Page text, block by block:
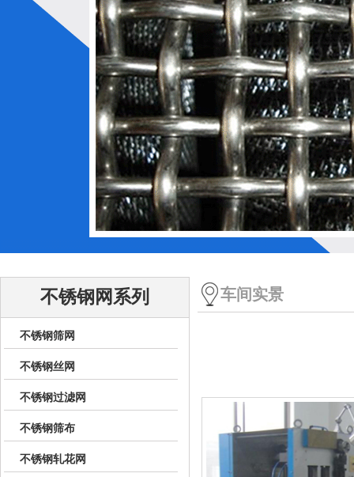
不锈钢网系列
不锈钢筛网
不锈钢丝网
不锈钢过滤网
不锈钢筛布
不锈钢轧花网
车间实景